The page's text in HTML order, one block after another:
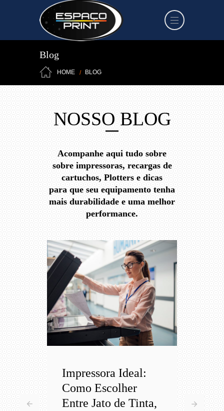
Blog
HOME BLOG
NOSSO BLOG
Acompanhe aqui tudo sobre
sobre impressoras, recargas de
cartuchos, Plotters e dicas
para que seu equipamento tenha
mais durabilidade e uma melhor
performance.
Impressora Ideal:
Como Escolher
Entre Jato de Tinta,